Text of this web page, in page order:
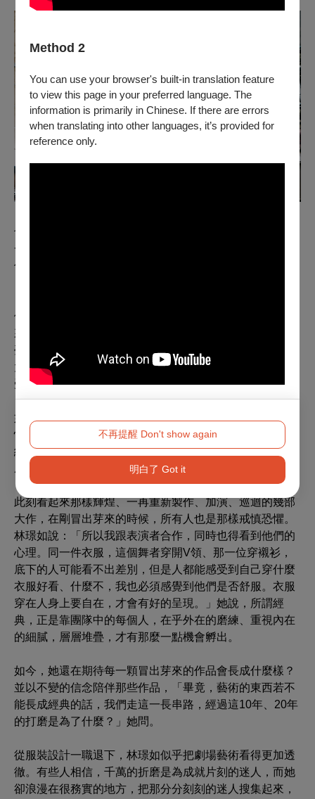
Method 2
You can use your browser's built-in translation feature
to view this page in your preferred language. The
information is primarily in Chinese. If there are errors
when translating into other languages, it’s provided for
reference only.
不再提醒 Don't show again
明白了 Got it
也或許是因為有這份覺悟，她合作過的作品，長年如浪，
一波一波重複拍打岸邊。例如近期雲門再度登台的《薪
傳》，亦如是。
他最初是讓舞者穿上客家藍衫，從頭跳到尾。但是跳到後
來覺得不對，作品要表現出時代的動盪與轉變，先民渡
臺，從刻苦到飛揚，最後若依舊穿著藍衫跳，怎麼看都不
太對，於是我才加入，設計出豐饒的色彩，表現希望的感
受。」
如今聊起這些，都是經典之作。後輩倘若只看見成果，恐
怕會理所當然地以為經典本該出自大師之手。然而，如今
細數諸多作品，林璟如說那時候她根本不曉得什麼東西會
此刻看起來那樣輝煌、一再重新製作、加演、巡迴的幾部
大作，在剛冒出芽來的時候，所有人也是那樣戒慎恐懼。
林璟如說：「所以我跟表演者合作，同時也得看到他們的
心理。同一件衣服，這個舞者穿開V領、那一位穿襯衫，
底下的人可能看不出差別，但是人都能感受到自己穿什麼
衣服好看、什麼不，我也必須感覺到他們是否舒服。衣服
穿在人身上要自在，才會有好的呈現。」她說，所謂經
典，正是靠團隊中的每個人，在乎外在的磨練、重視內在
的細膩，層層堆疊，才有那麼一點機會孵出。
如今，她還在期待每一顆冒出芽來的作品會長成什麼樣？
並以不變的信念陪伴那些作品，「畢竟，藝術的東西若不
能長成經典的話，我們走這一長串路，經過這10年、20年
的打磨是為了什麼？」她問。
從服裝設計一職退下，林璟如似乎把劇場藝術看得更加透
徹。有些人相信，千萬的折磨是為成就片刻的迷人，而她
卻浪漫在很務實的地方，把那分分刻刻的迷人搜集起來，